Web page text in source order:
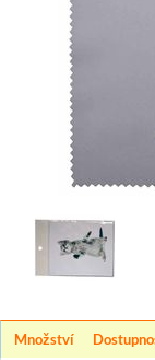
Množství